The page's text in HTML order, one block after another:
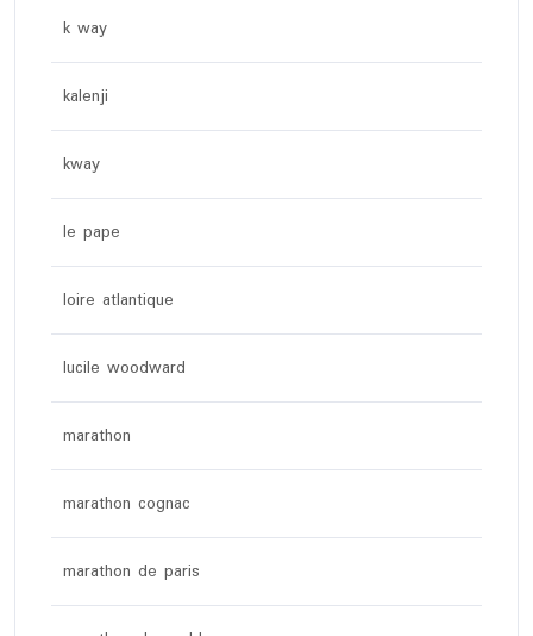
k way
kalenji
kway
le pape
loire atlantique
lucile woodward
marathon
marathon cognac
marathon de paris